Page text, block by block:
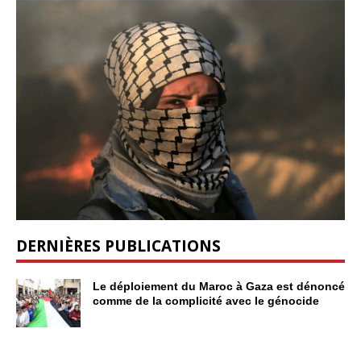
DERNIÈRES PUBLICATIONS
Le déploiement du Maroc à Gaza est dénoncé
comme de la complicité avec le génocide